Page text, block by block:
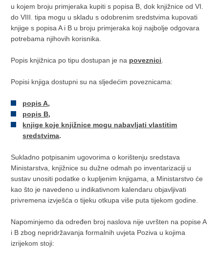
u kojem broju primjeraka kupiti s popisa B, dok knjižnice od VI.
do VIII. tipa mogu u skladu s odobrenim sredstvima kupovati
knjige s popisa A i B u broju primjeraka koji najbolje odgovara
potrebama njihovih korisnika.
Popis knjižnica po tipu dostupan je na poveznici
Popisi knjiga dostupni su na sljedećim poveznicama:
popis A,
popis B,
knjige koje knjižnice mogu nabavljati vlastitim
sredstvima.
Sukladno potpisanim ugovorima o korištenju sredstava
Ministarstva, knjižnice su dužne odmah po inventarizaciji u
sustav unositi podatke o kupljenim knjigama, a Ministarstvo će
kao što je navedeno u indikativnom kalendaru objavljivati
privremena izvješća o tijeku otkupa više puta tijekom godine.
Napominjemo da određen broj naslova nije uvršten na popise A
i B zbog nepridržavanja formalnih uvjeta Poziva u kojima
izrijekom stoji: